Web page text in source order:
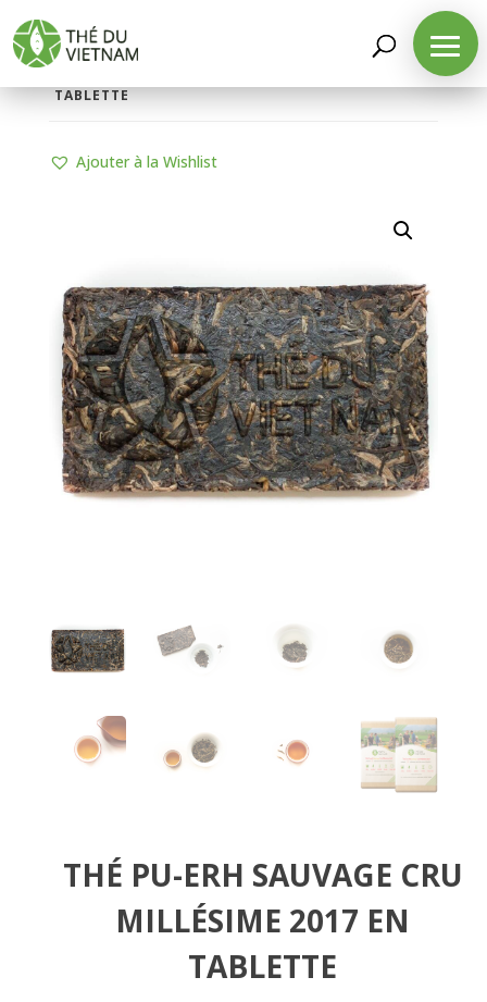
LA BOUTIQUE THÉS PU-ERH
/
TABLETTE
Ajouter à la Wishlist
THÉ PU-ERH SAUVAGE CRU
MILLÉSIME 2017 EN
TABLETTE